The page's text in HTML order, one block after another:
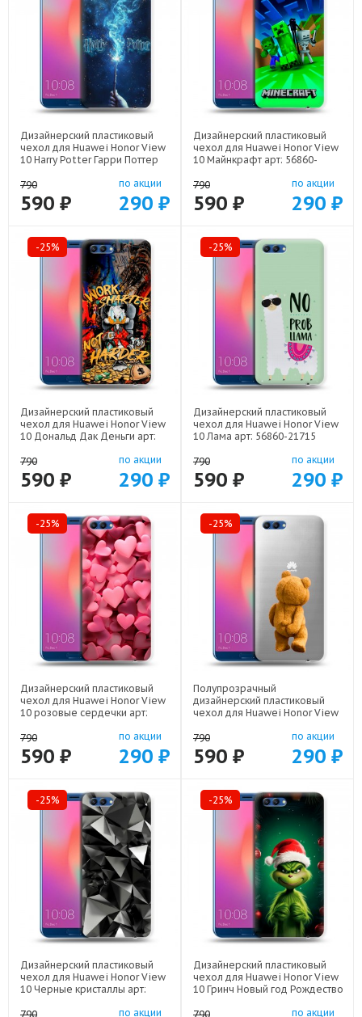
Дизайнерский пластиковый
чехол для Huawei Honor View
10 Harry Potter Гарри Поттер
790
590 ₽
по акции
290 ₽
Дизайнерский пластиковый
чехол для Huawei Honor View
10 Майнкрафт арт: 56860-
790
590 ₽
по акции
290 ₽
-25%
Дизайнерский пластиковый
чехол для Huawei Honor View
10 Дональд Дак Деньги арт:
790
590 ₽
по акции
290 ₽
-25%
Дизайнерский пластиковый
чехол для Huawei Honor View
10 Лама арт: 56860-21715
790
590 ₽
по акции
290 ₽
-25%
Дизайнерский пластиковый
чехол для Huawei Honor View
10 розовые сердечки арт:
790
590 ₽
по акции
290 ₽
-25%
Полупрозрачный
дизайнерский пластиковый
чехол для Huawei Honor View
790
590 ₽
по акции
290 ₽
-25%
Дизайнерский пластиковый
чехол для Huawei Honor View
10 Черные кристаллы арт:
790
по акции
-25%
Дизайнерский пластиковый
чехол для Huawei Honor View
10 Гринч Новый год Рождество
790
по акции